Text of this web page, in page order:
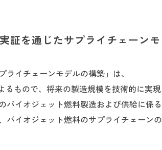
証を通じたサプライチェーンモ
イチェーンモデルの構築」は、
るもので、将来の製造規模を技術的に実現
バイオジェット燃料製造および供給に係る
バイオジェット燃料のサプライチェーンの